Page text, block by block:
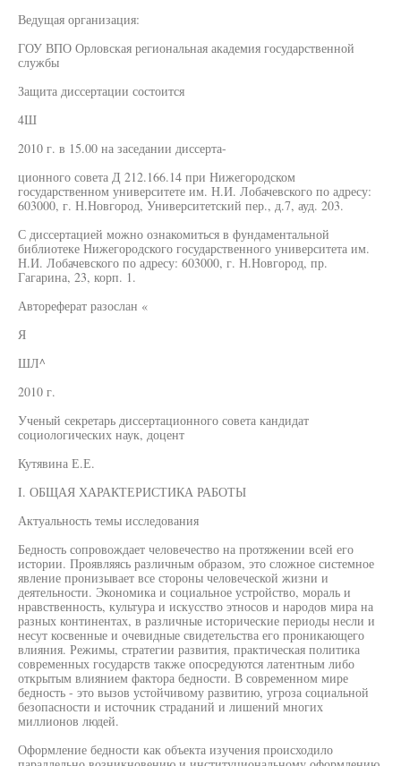
Ведущая организация:
ГОУ ВПО Орловская региональная академия государственной
службы
Защита диссертации состоится
4Ш
2010 г. в 15.00 на заседании диссерта-
ционного совета Д 212.166.14 при Нижегородском
государственном университете им. Н.И. Лобачевского по адресу:
603000, г. Н.Новгород, Университетский пер., д.7, ауд. 203.
С диссертацией можно ознакомиться в фундаментальной
библиотеке Нижегородского государственного университета им.
Н.И. Лобачевского по адресу: 603000, г. Н.Новгород, пр.
Гагарина, 23, корп. 1.
Автореферат разослан «
Я
ШЛ^
2010 г.
Ученый секретарь диссертационного совета кандидат
социологических наук, доцент
Кутявина Е.Е.
I. ОБЩАЯ ХАРАКТЕРИСТИКА РАБОТЫ
Актуальность темы исследования
Бедность сопровождает человечество на протяжении всей его
истории. Проявляясь различным образом, это сложное системное
явление пронизывает все стороны человеческой жизни и
деятельности. Экономика и социальное устройство, мораль и
нравственность, культура и искусство этносов и народов мира на
разных континентах, в различные исторические периоды несли и
несут косвенные и очевидные свидетельства его проникающего
влияния. Режимы, стратегии развития, практическая политика
современных государств также опосредуются латентным либо
открытым влиянием фактора бедности. В современном мире
бедность - это вызов устойчивому развитию, угроза социальной
безопасности и источник страданий и лишений многих
миллионов людей.
Оформление бедности как объекта изучения происходило